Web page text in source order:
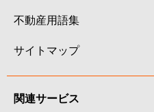
不動産用語集
サイトマップ
関連サービス